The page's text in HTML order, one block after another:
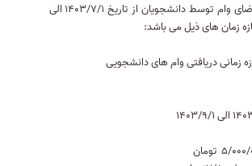
فرایند ثبت تقاضای وام توسط دانشجویان از تاریخ 1403/7/1 الی
زمانی دریافتی وام های دانشجویی